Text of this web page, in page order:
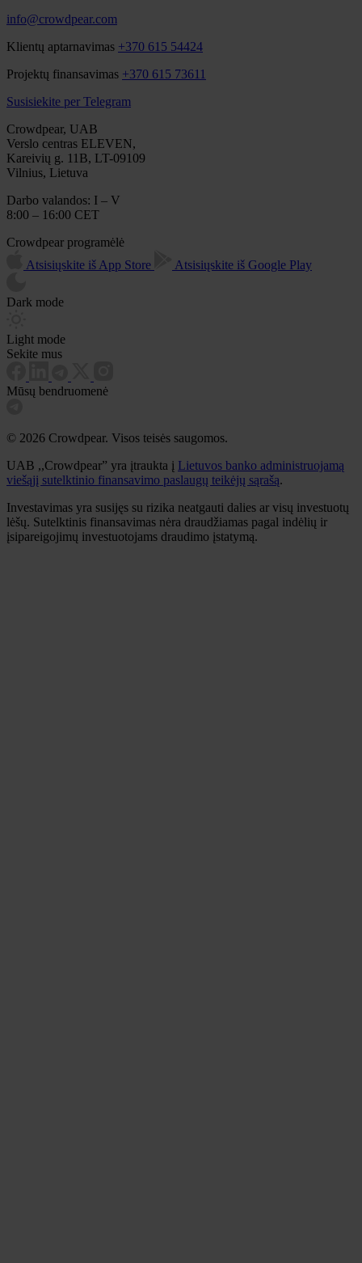
info@crowdpear.com
Klientų aptarnavimas +370 615 54424
Projektų finansavimas +370 615 73611
Susisiekite per Telegram
Crowdpear, UAB
Verslo centras ELEVEN,
Kareivių g. 11B, LT-09109
Vilnius, Lietuva
Darbo valandos: I – V
8:00 – 16:00 CET
Crowdpear programėlė
Atsisiųskite iš App Store
Atsisiųskite iš Google Play
Dark mode
Light mode
Sekite mus
Mūsų bendruomenė
© 2026 Crowdpear. Visos teisės saugomos.
UAB ,,Crowdpear” yra įtraukta į Lietuvos banko administruojamą
viešąjį sutelktinio finansavimo paslaugų teikėjų sąrašą.
Investavimas yra susijęs su rizika neatgauti dalies ar visų investuotų
lėšų. Sutelktinis finansavimas nėra draudžiamas pagal indėlių ir
įsipareigojimų investuotojams draudimo įstatymą.